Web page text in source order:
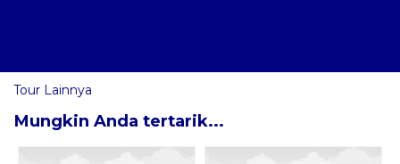
Tour Lainnya
Mungkin Anda tertarik...